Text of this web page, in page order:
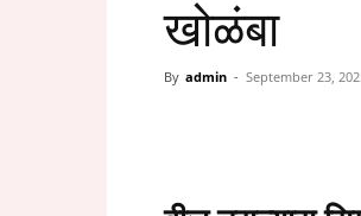
खोळंबा
By admin - September 23,